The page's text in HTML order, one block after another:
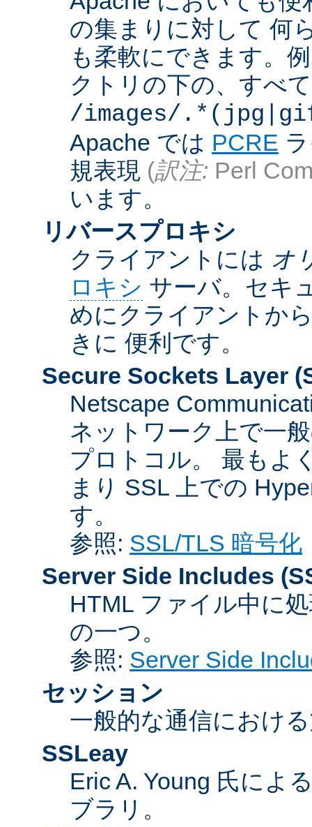
の集まりに対して 何
も柔軟にできます。
クトリの下の、すべ
/images/
Apache では PCRE
規表現 (訳注: Perl
います。
リバースプロキシ
クライアントには オ
ロキシ サーバ。セキ
めにクライアントか
きに 便利です。
Secure Sockets Layer
Netscape
ネットワーク上で一
プロトコル。 最もよ
まり SSL 上での
す。
参照: SSL/TLS 暗号化
Server Side Includes
HTML ファイル中に
の一つ。
参照: Server Side
セッション
一般的な通信におけ
SSLeay
Eric A. Young 氏によ
ブラリ。